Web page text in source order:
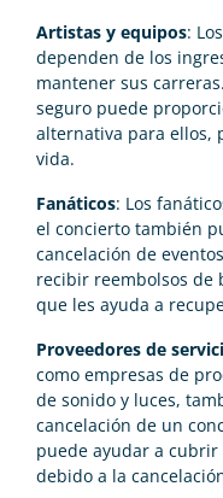
Artistas y equipos:
dependen de los
mantener sus
seguro puede
alternativa para ellos,
vida.
Fanáticos: Los
el concierto también
cancelación de
recibir reembolsos de
que les ayuda a
Proveedores de
como empresas de
de sonido y luces,
cancelación de un
puede ayudar a
debido a la